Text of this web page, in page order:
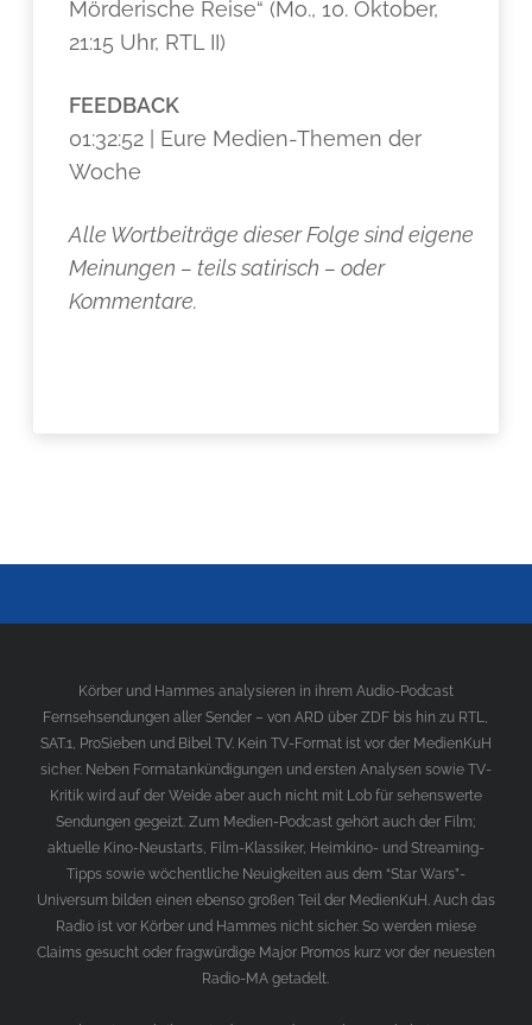
Mörderische Reise“ (Mo., 10. Oktober,
21:15 Uhr, RTL II)
FEEDBACK
01:32:52 | Eure Medien-Themen der
Woche
Alle Wortbeiträge dieser Folge sind eigene
Meinungen – teils satirisch – oder
Kommentare.
Körber und Hammes analysieren in ihrem Audio-Podcast
Fernsehsendungen aller Sender – von ARD über ZDF bis hin zu RTL,
SAT.1, ProSieben und Bibel TV. Kein TV-Format ist vor der MedienKuH
sicher. Neben Formatankündigungen und ersten Analysen sowie TV-
Kritik wird auf der Weide aber auch nicht mit Lob für sehenswerte
Sendungen gegeizt. Zum Medien-Podcast gehört auch der Film;
aktuelle Kino-Neustarts, Film-Klassiker, Heimkino- und Streaming-
Tipps sowie wöchentliche Neuigkeiten aus dem “Star Wars”-
Universum bilden einen ebenso großen Teil der MedienKuH. Auch das
Radio ist vor Körber und Hammes nicht sicher. So werden miese
Claims gesucht oder fragwürdige Major Promos kurz vor der neuesten
Radio-MA getadelt.